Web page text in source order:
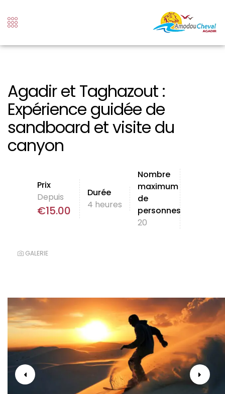
Agadir et Taghazout :
Expérience guidée de
sandboard et visite du
canyon
Prix
Depuis
€15.00
Durée
4 heures
Nombre
maximum
de
personnes
20
GALERIE